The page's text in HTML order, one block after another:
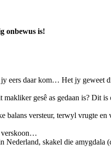
onbewus is!
eers daar kom… Het jy geweet
gesê as gedaan is? Dit
versteur, terwyl vrugte en
verskoon…
Nederland, skakel die amygdala